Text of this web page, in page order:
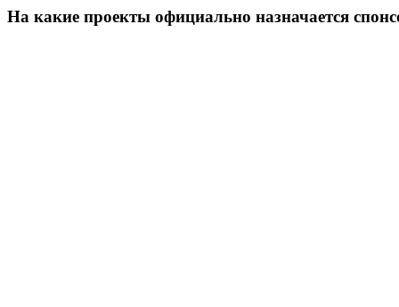
На какие проекты официально назначается